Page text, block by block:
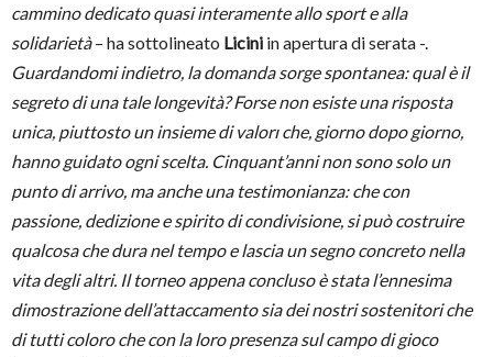
cammino dedicato quasi interamente allo sport e alla
solidarietà– ha sottolineato Licini in apertura di serata -.
Guardandomi indietro, la domanda sorge spontanea: qual è il
segreto di una tale longevità? Forse non esiste una risposta
unica, piuttosto un insieme di valorı che, giorno dopo giorno,
hanno guidato ogni scelta. Cinquant’anni non sono solo un
punto di arrivo, ma anche una testimonianza: che con
passione, dedizione e spirito di condivisione, si può costruire
qualcosa che dura nel tempo e lascia un segno concreto nella
vita degli altri. Il torneo appena concluso è stata l’ennesima
dimostrazione dell’attaccamento sia dei nostri sostenitori che
di tutti coloro che con la loro presenza sul campo di gioco